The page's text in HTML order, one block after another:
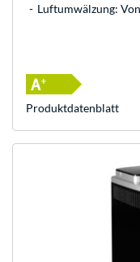
Luftumwälzung:
Produkt­datenblatt